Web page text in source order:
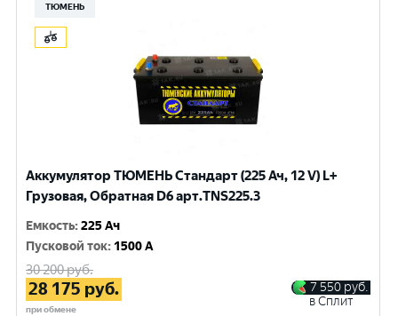
ТЮМЕНЬ
Аккумулятор ТЮМЕНЬ Стандарт (225 Ач, 12 V) L+
Грузовая, Обратная D6 арт.TNS225.3
Емкость:225 Ач
Пусковой ток: 1500 A
30 200руб.
28 175 руб.
при обмене
7 550 руб.
в Сплит